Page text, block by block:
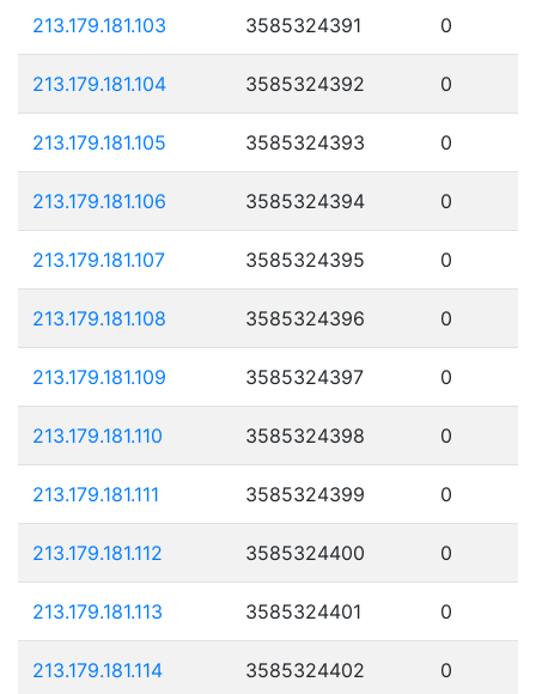
213.179.181.103 3585324391 0
213.179.181.104 3585324392 0
213.179.181.105 3585324393 0
213.179.181.106 3585324394 0
213.179.181.107 3585324395 0
213.179.181.108 3585324396 0
213.179.181.109 3585324397 0
213.179.181.110 3585324398 0
213.179.181.111 3585324399 0
213.179.181.112 3585324400 0
213.179.181.113 3585324401 0
213.179.181.114 3585324402 0